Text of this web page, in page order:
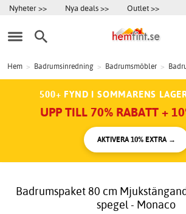
Nyheter >> Nya deals >> Outlet >>
Hem > Badrumsinredning > Badrumsmöbler >
500+ FYND I SOMMARENS
UPP TILL 70% RABATT +
AKTIVERA 10% EXTRA →
Badrumspaket 80 cm
spegel - Monaco